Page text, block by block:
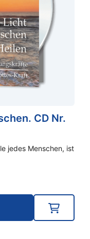
CD Nr.
jedes Menschen, ist